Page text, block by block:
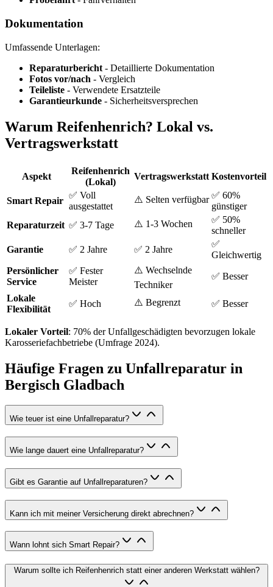
Dokumentation
Umfassende Unterlagen:
Reparaturbericht - Detaillierte Dokumentation
Fotos vor/nach - Vergleich
Teileliste - Verwendete Ersatzteile
Garantieurkunde - Sicherheitsversprechen
Warum Reifenhenrich? Lokal vs.
Vertragswerkstatt
Aspekt
Reifenhenrich
(Lokal)
Vertragswerkstatt Kostenvorteil
Smart Repair
✅ Voll
ausgestattet
⚠️ Selten verfügbar ✅ 60%
günstiger
Reparaturzeit ✅ 3-7 Tage ⚠️ 1-3 Wochen
✅ 50%
schneller
Garantie
✅ 2 Jahre ✅ 2 Jahre
✅
Gleichwertig
Persönlicher
Service
✅ Fester
Meister
⚠️ Wechselnde
Techniker
✅ Besser
Lokale
Flexibilität
✅ Hoch ⚠️ Begrenzt ✅ Besser
Lokaler Vorteil: 70% der Unfallgeschädigten bevorzugen lokale
Karosseriefachbetriebe (Umfrage 2024).
Häufige Fragen zu Unfallreparatur in
Bergisch Gladbach
Wie teuer ist eine Unfallreparatur?
Wie lange dauert eine Unfallreparatur?
Gibt es Garantie auf Unfallreparaturen?
Kann ich mit meiner Versicherung direkt abrechnen?
Wann lohnt sich Smart Repair?
Warum sollte ich Reifenhenrich statt einer anderen Werkstatt wählen?